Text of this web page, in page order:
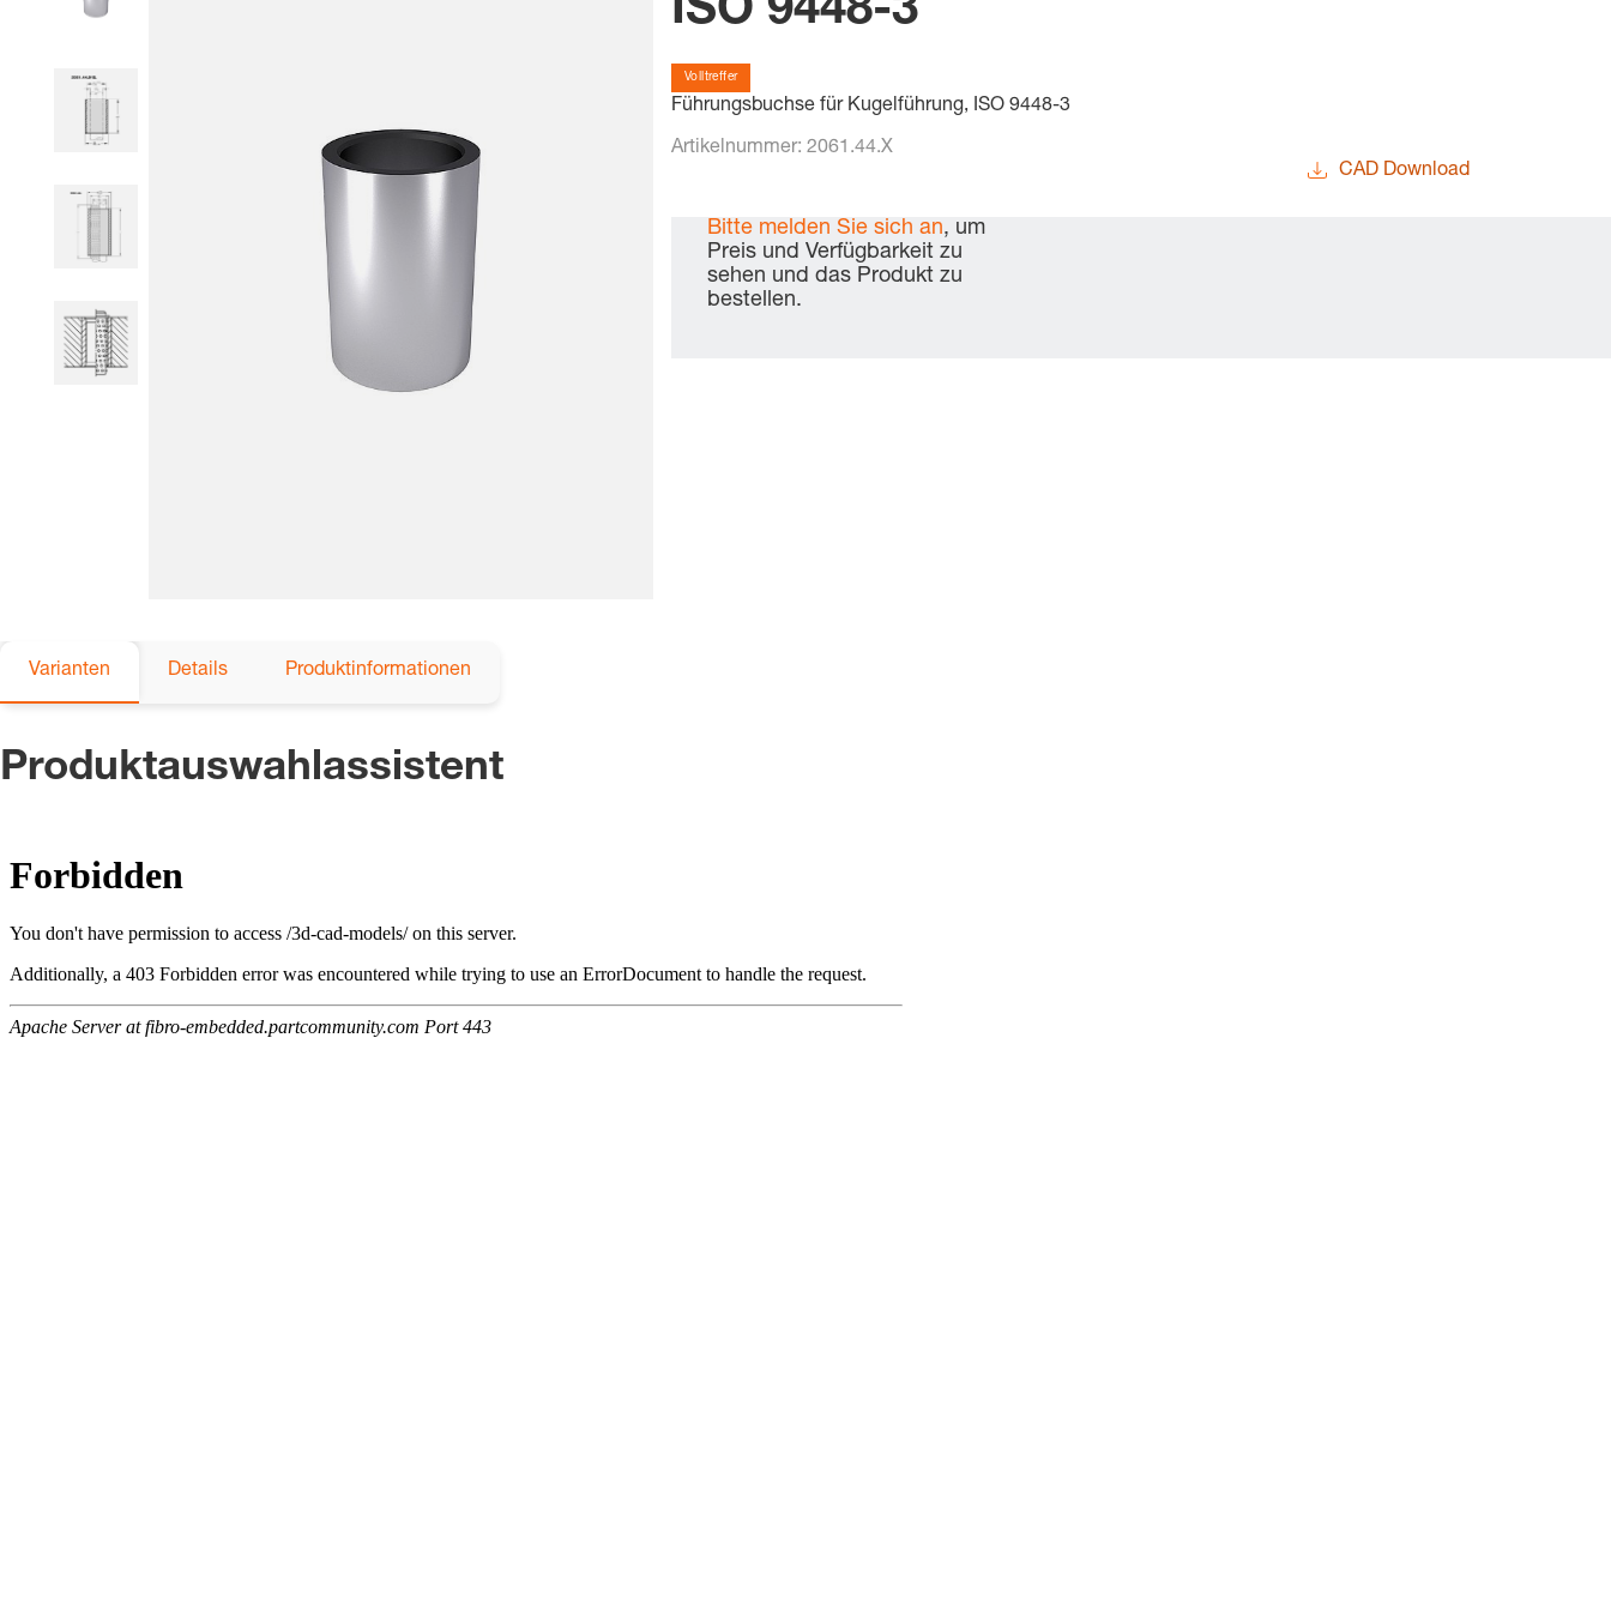
ISO 9448-3
Volltreffer
Führungsbuchse für Kugelführung, ISO 9448-3
Artikelnummer:2061.44.X
CAD Download
Bitte melden Sie sich an, um
Preis und Verfügbarkeit zu
sehen und das Produkt zu
bestellen.
Varianten Details Produktinformationen
Produktauswahlassistent